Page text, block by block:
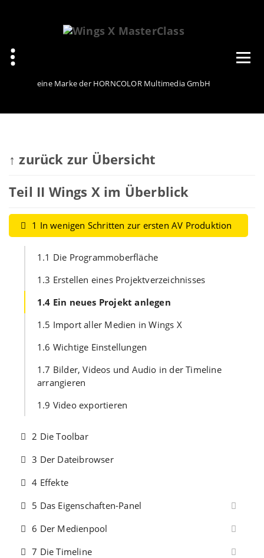
eine Marke der HORNCOLOR Multimedia GmbH
↑ zurück zur Übersicht
Teil II Wings X im Überblick
1 In wenigen Schritten zur ersten AV Produktion
1.1 Die Programmoberfläche
1.3 Erstellen eines Projektverzeichnisses
1.4 Ein neues Projekt anlegen
1.5 Import aller Medien in Wings X
1.6 Wichtige Einstellungen
1.7 Bilder, Videos und Audio in der Timeline
arrangieren
1.9 Video exportieren
2 Die Toolbar
3 Der Dateibrowser
4 Effekte
5 Das Eigenschaften-Panel
6 Der Medienpool
7 Die Timeline